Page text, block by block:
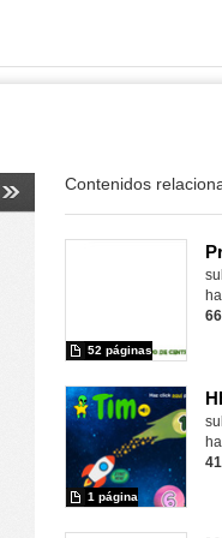
Contenidos
52 páginas
66
1 página
41